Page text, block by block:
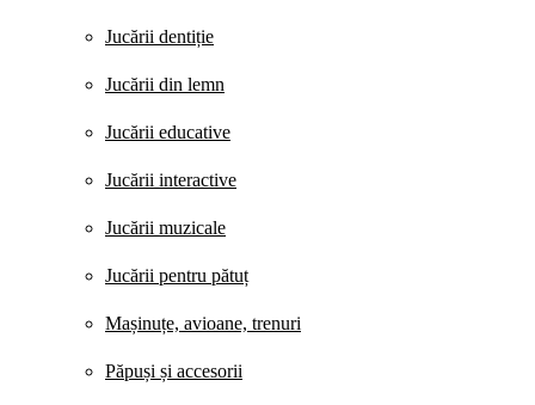
Jucării dentiție
Jucării din lemn
Jucării educative
Jucării interactive
Jucării muzicale
Jucării pentru pătuț
Mașinuțe, avioane, trenuri
Păpuși și accesorii